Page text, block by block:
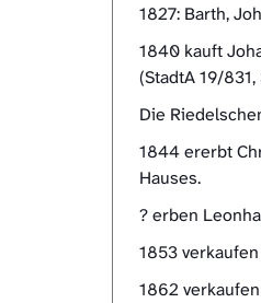
1827: Barth,
1840 kauft
(StadtA 19/831,
Die
1844 ererbt
Hauses.
? erben
1853
1862